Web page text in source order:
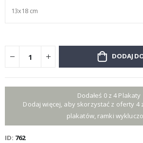
DODAJ
Dodałeś 0 z 4 Plakaty
Dodaj więcej, aby skorzystać z oferty 4
plakatów, ramki
ID 762